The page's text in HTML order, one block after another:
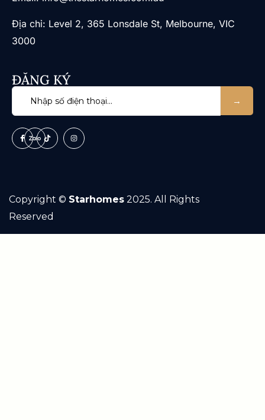
Địa chỉ: Level 2, 365 Lonsdale St, Melbourne, VIC
3000
ĐĂNG KÝ
Copyright © Starhomes 2025. All Rights
Reserved